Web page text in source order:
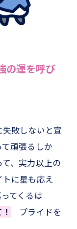
の運を呼び
敗しないと宣
頑張るしか
、実力以上の
に星も応え
てくるは
プライドを